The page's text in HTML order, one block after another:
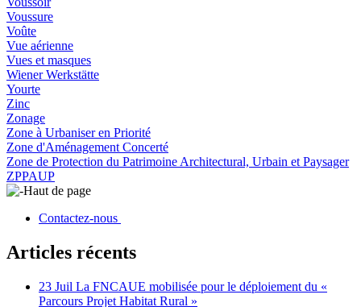
Voussure
Voûte
Vue aérienne
Vues et masques
Wiener Werkstätte
Yourte
Zinc
Zonage
Zone à Urbaniser en Priorité
Zone d'Aménagement Concerté
Zone de Protection du Patrimoine Architectural, Urbain et Paysager
ZPPAUP
Haut de page
Contactez-nous
Articles récents
23 Juil La FNCAUE mobilisée pour le déploiement du «
Parcours Projet Habitat Rural »